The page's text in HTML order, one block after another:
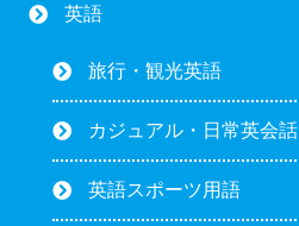
英語
旅行・観光英語
カジュアル・日常英会話
英語スポーツ用語